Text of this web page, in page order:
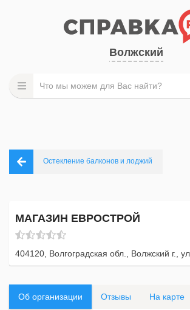
Волжский
Остекление балконов и лоджий
МАГАЗИН ЕВРОСТРОЙ
404120, Волгоградская обл., Волжский г.,
Об организации Отзывы На карте